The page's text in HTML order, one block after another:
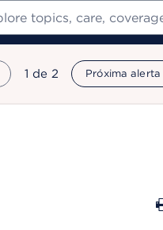
mostrando
1 de 2 Próxima alerta